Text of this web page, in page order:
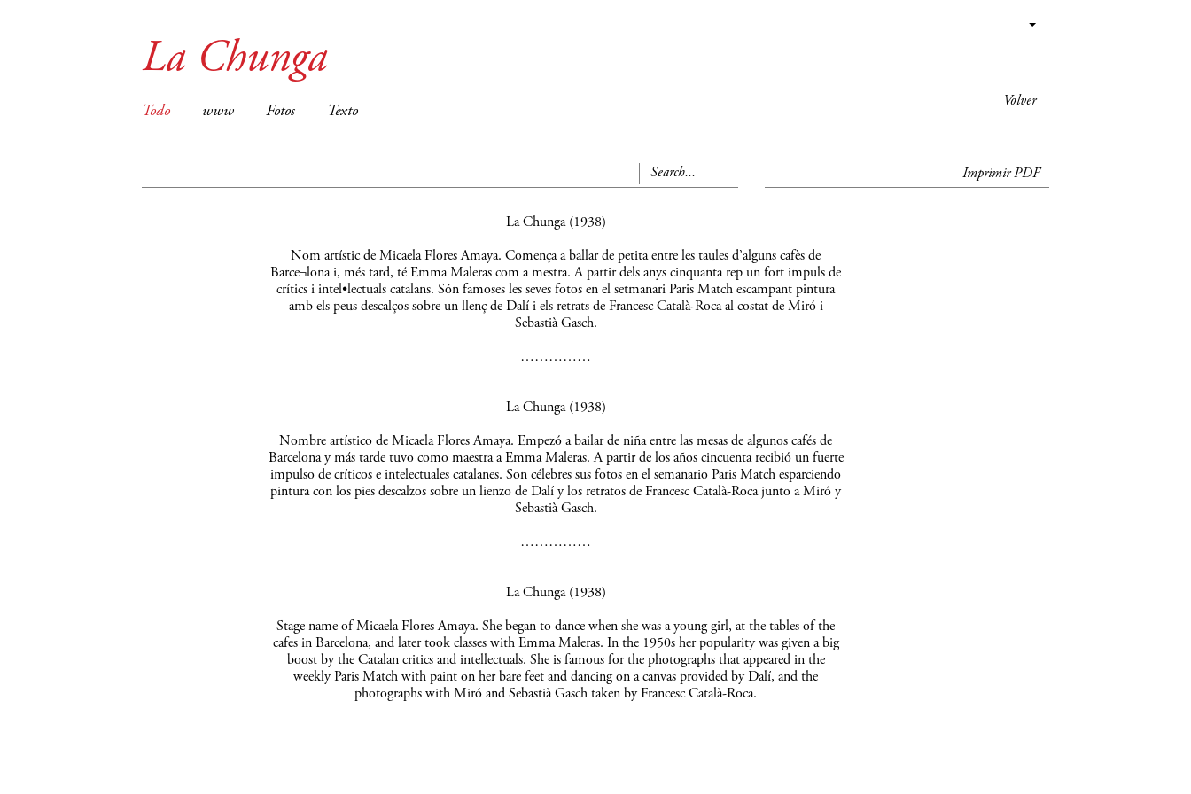
Volver
La Chunga
Todo www Fotos Texto
Imprimir PDF
La Chunga (1938)
Nom artístic de Micaela Flores Amaya. Comença a ballar de petita entre les taules d’alguns cafès de
Barce¬lona i, més tard, té Emma Maleras com a mestra. A partir dels anys cinquanta rep un fort impuls de
crítics i intel•lectuals catalans. Són famoses les seves fotos en el setmanari Paris Match escampant pintura
amb els peus descalços sobre un llenç de Dalí i els retrats de Francesc Català-Roca al costat de Miró i
Sebastià Gasch.
……………
La Chunga (1938)
Nombre artístico de Micaela Flores Amaya. Empezó a bailar de niña entre las mesas de algunos cafés de
Barcelona y más tarde tuvo como maestra a Emma Maleras. A partir de los años cincuenta recibió un fuerte
impulso de críticos e intelectuales catalanes. Son célebres sus fotos en el semanario Paris Match esparciendo
pintura con los pies descalzos sobre un lienzo de Dalí y los retratos de Francesc Català-Roca junto a Miró y
Sebastià Gasch.
……………
La Chunga (1938)
Stage name of Micaela Flores Amaya. She began to dance when she was a young girl, at the tables of the
cafes in Barcelona, and later took classes with Emma Maleras. In the 1950s her popularity was given a big
boost by the Catalan critics and intellectuals. She is famous for the photographs that appeared in the
weekly Paris Match with paint on her bare feet and dancing on a canvas provided by Dalí, and the
photographs with Miró and Sebastià Gasch taken by Francesc Català-Roca.